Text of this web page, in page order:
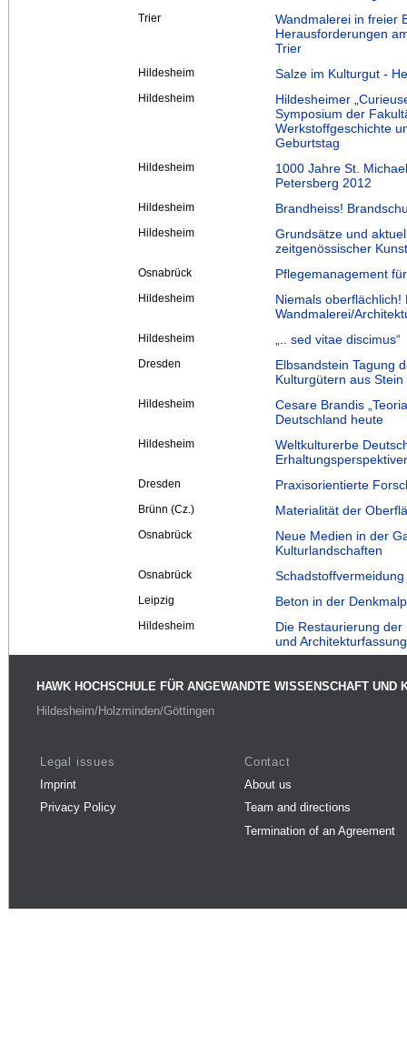
Trier
Wandmalerei in freier
Herausforderungen
Trier
Hildesheim Salze im Kulturgut -
Hildesheim
Hildesheimer
Symposium der
Werkstoffgeschichte
Geburtstag
Hildesheim
1000 Jahre St.
Petersberg 2012
Hildesheim Brandheiss!
Hildesheim
Grundsätze und
zeitgenössischer Kunst
Osnabrück Pflegemanagement
Hildesheim
Niemals
Wandmalerei/
Hildesheim „.. sed vitae discimus“
Dresden
Elbsandstein Tagung
Kulturgütern aus Stein
Hildesheim
Cesare Brandis
Deutschland heute
Hildesheim
Weltkulturerbe
Dresden Praxisorientierte
Brünn (Cz.) Materialität der
Osnabrück
Neue Medien in der
Kulturlandschaften
Osnabrück
Leipzig Beton in der
Hildesheim
Die Restaurierung
und
HAWK HOCHSCHULE FÜR ANGEWANDTE WISSENSCHAFT UND
Hildesheim/Holzminden/Göttingen
Legal issues
Imprint
Privacy Policy
Contact
About us
Team and directions
Termination of an Agreement